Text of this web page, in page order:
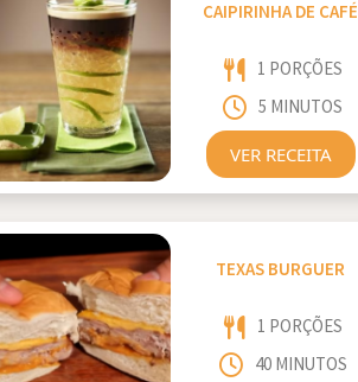
CAIPIRINHA DE CAFÉ
1 PORÇÕES
5 MINUTOS
VER RECEITA
TEXAS BURGUER
1 PORÇÕES
40 MINUTOS